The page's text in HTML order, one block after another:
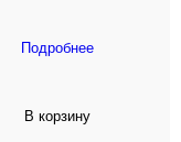
Подробнее
В корзину